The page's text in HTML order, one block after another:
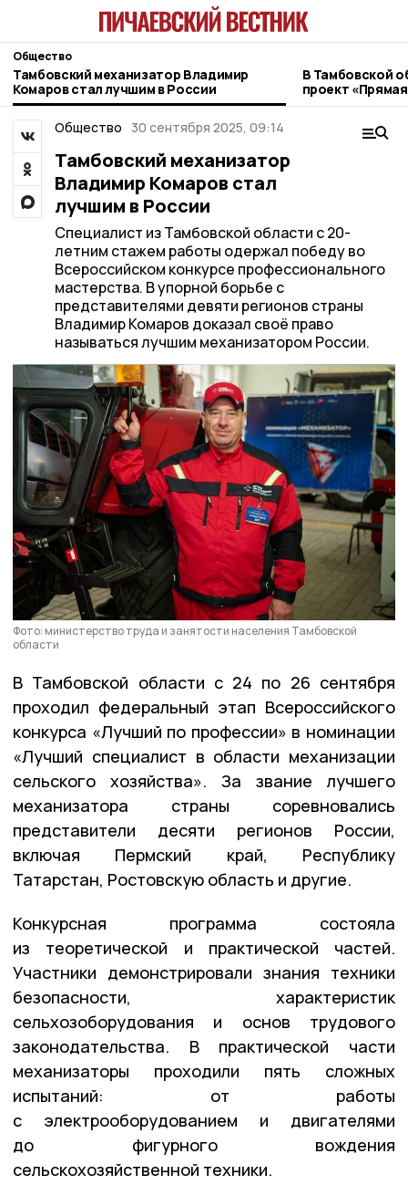
Общество
Тамбовский механизатор Владимир
Комаров стал лучшим в России
В Тамбовской
проект
ветеранов СВО
Общество
30 сентября 2025, 09:14
Тамбовский механизатор
Владимир Комаров стал
лучшим в России
Специалист из Тамбовской области с 20-
летним стажем работы одержал победу во
Всероссийском конкурсе профессионального
мастерства. В упорной борьбе с
представителями девяти регионов страны
Владимир Комаров доказал своё право
называться лучшим механизатором России.
Фото: министерство труда и занятости населения Тамбовской
области
В Тамбовской области с 24 по 26 сентября
проходил федеральный этап Всероссийского
конкурса «Лучший по профессии» в номинации
«Лучший специалист в области механизации
сельского хозяйства». За звание лучшего
механизатора страны соревновались
представители десяти регионов России,
включая Пермский край, Республику
Татарстан, Ростовскую область и другие.
Конкурсная программа состояла
из теоретической и практической частей.
Участники демонстрировали знания техники
безопасности, характеристик
сельхозоборудования и основ трудового
законодательства. В практической части
механизаторы проходили пять сложных
испытаний: от работы
с электрооборудованием и двигателями
до фигурного вождения
сельскохозяйственной техники.